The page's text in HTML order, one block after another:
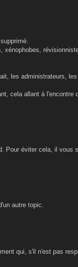
xénophobes,
les administrateurs,
cela allant à
Pour éviter cela, il
autre topic.
qui, s'il n'est pas